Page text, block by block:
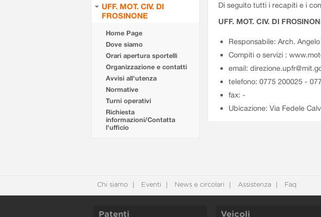
UFF. MOT. CIV. DI
FROSINONE
Home Page
Dove siamo
Orari apertura sportelli
Organizzazione e contatti
Avvisi all'utenza
Normative
Turni operativi
Richiesta
informazioni/Contatta
l'ufficio
Di seguito tutti i recapiti e i
UFF. MOT. CIV. DI
Responsabile: Arch.
Compiti o servizi :
email:
telefono: 0775 200025 -
fax: -
Ubicazione: Via Fedele
Chi siamo Eventi News e circolari Assistenza Faq
Patenti Veicoli